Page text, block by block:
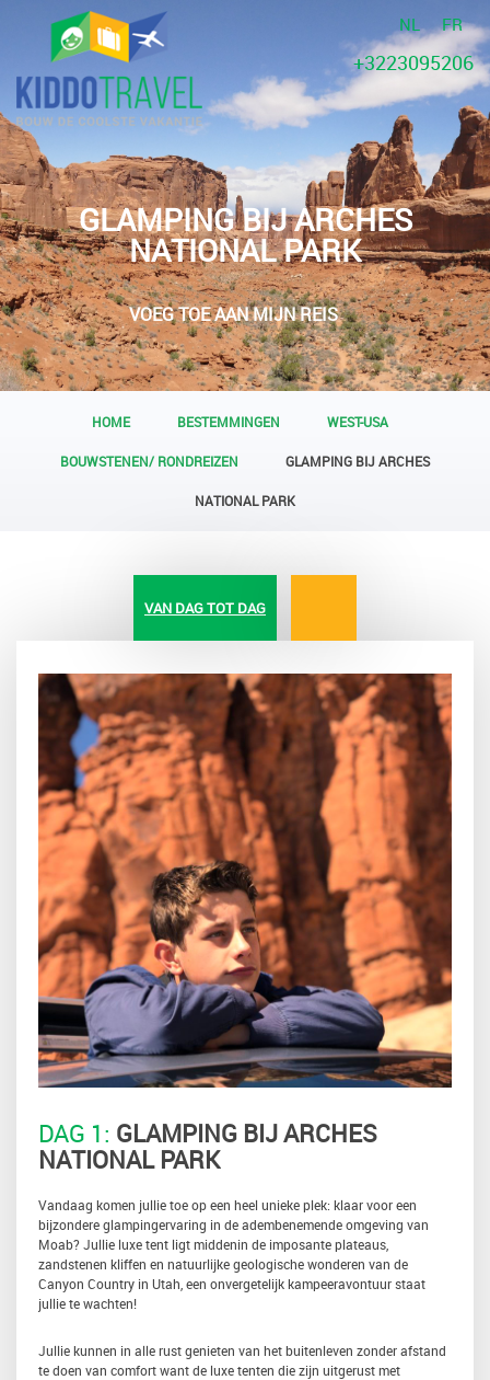
NL FR
+3223095206
GLAMPING BIJ ARCHES
NATIONAL PARK
VOEG TOE AAN MIJN REIS
HOME BESTEMMINGEN WEST-USA
BOUWSTENEN/ RONDREIZEN GLAMPING BIJ ARCHES
NATIONAL PARK
VAN DAG TOT DAG
DAG 1: GLAMPING BIJ ARCHES
NATIONAL PARK
Vandaag komen jullie toe op een heel unieke plek: klaar voor een
bijzondere glampingervaring in de adembenemende omgeving van
Moab? Jullie luxe tent ligt middenin de imposante plateaus,
zandstenen kliffen en natuurlijke geologische wonderen van de
Canyon Country in Utah, een onvergetelijk kampeeravontuur staat
jullie te wachten!
Jullie kunnen in alle rust genieten van het buitenleven zonder afstand
te doen van comfort want de luxe tenten die zijn uitgerust met